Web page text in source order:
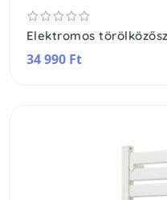
Elektromos
34 990 Ft